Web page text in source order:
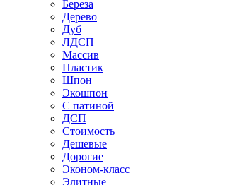
Береза
Дерево
Дуб
ЛДСП
Массив
Пластик
Шпон
Экошпон
С патиной
ДСП
Стоимость
Дешевые
Дорогие
Эконом-класс
Элитные